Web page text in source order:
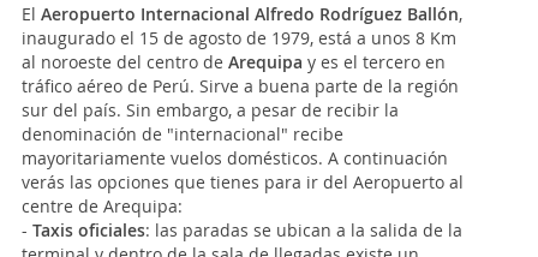
El Aeropuerto Internacional Alfredo Rodríguez Ballón,
inaugurado el 15 de agosto de 1979, está a unos 8 Km
al noroeste del centro de Arequipa y es el tercero en
tráfico aéreo de Perú. Sirve a buena parte de la región
sur del país. Sin embargo, a pesar de recibir la
denominación de "internacional" recibe
mayoritariamente vuelos domésticos. A continuación
verás las opciones que tienes para ir del Aeropuerto al
centre de Arequipa:
- Taxis oficiales: las paradas se ubican a la salida de la